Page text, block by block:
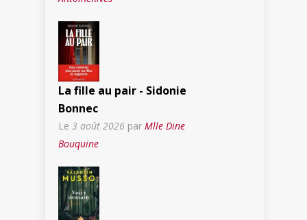
La fille au pair - Sidonie
Bonnec
Le 3 août 2026 par Mlle Dine
Bouquine